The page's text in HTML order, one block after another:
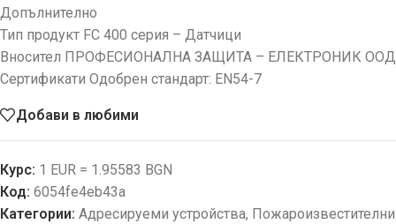
Допълнително
Тип продукт FC 400 серия – Датчици
Вносител ПРОФЕСИОНАЛНА ЗАЩИТА – ЕЛЕКТРОНИК ООД
Сертификати Одобрен стандарт: EN54-7
Добави в любими
Курс: 1 EUR = 1.95583 BGN
Код: 6054fe4eb43a
Категории: Адресируеми устройства, Пожароизвестителни